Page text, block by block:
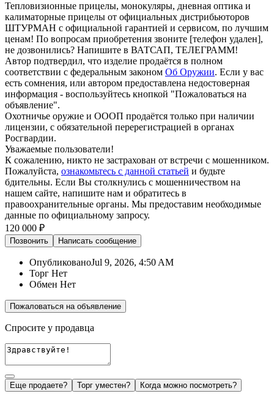
Тепловизионные прицелы, монокуляры, дневная оптика и
калиматорные прицелы от официальных дистрибьюторов
ШТУРМАН с официальной гарантией и сервисом, по лучшим
ценам! По вопросам приобретения звоните [телефон удален],
не дозвонились? Напишите в ВАТСАП, ТЕЛЕГРАММ!
Автор подтвердил, что изделие продаётся в полном
соответствии с федеральным законом Об Оружии. Если у вас
есть сомнения, или автором предоставлена недостоверная
информация - воспользуйтесь кнопкой "Пожаловаться на
объявление".
Охотничье оружие и ОООП продаётся только при наличии
лицензии, с обязательной перерегистрацией в органах
Росгвардии.
Уважаемые пользователи!
К сожалению, никто не застрахован от встречи с мошенником.
Пожалуйста, ознакомьтесь с данной статьей и будьте
бдительны. Если Вы столкнулись с мошенничеством на
нашем сайте, напишите нам и обратитесь в
правоохранительные органы. Мы предоставим необходимые
данные по официальному запросу.
120 000 ₽
Позвонить Написать сообщение
ОпубликованоJul 9, 2026, 4:50 AM
Торг Нет
Обмен Нет
Пожаловаться на объявление
Спросите у продавца
Еще продаете? Торг уместен? Когда можно посмотреть?